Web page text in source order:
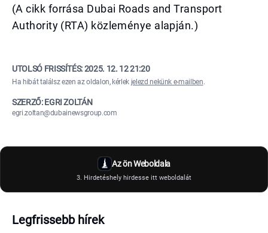
(A cikk forrása Dubai Roads and Transport
Authority (RTA) közleménye alapján.)
UTOLSÓ FRISSÍTÉS:2025. 12. 12 21:20
Ha hibát találsz ezen az oldalon, kérlek jelezd nekünk e-mailben.
SZERZŐ: EGRI ZOLTÁN
egri.zoltan@dubainewsgroup.com
Az ön Weboldala
3. Hirdetéshely hirdesse itt weboldalát
Legfrissebb hírek